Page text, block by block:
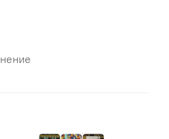
американского
характеристики, которые